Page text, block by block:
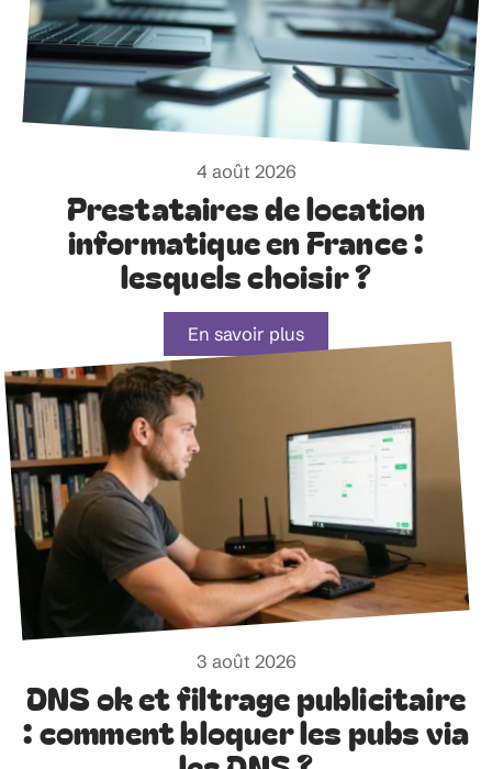
4 août 2026
Prestataires de location
informatique en France :
lesquels choisir ?
En savoir plus
3 août 2026
DNS ok et filtrage publicitaire
: comment bloquer les pubs via